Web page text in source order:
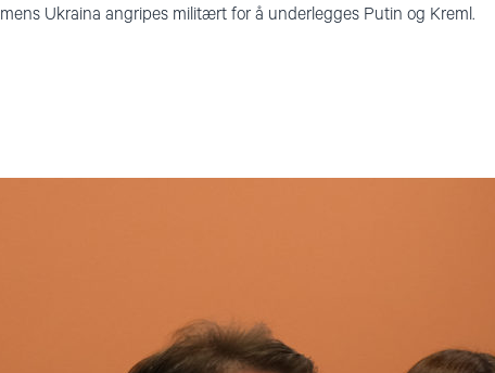
mens Ukraina angripes militært for å underlegges Putin og Kreml.